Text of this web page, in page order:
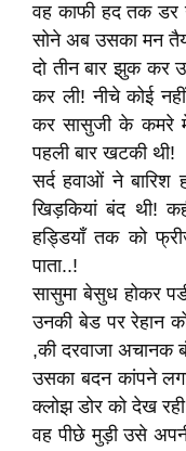
वह काफी हद तक
सोने अब उसका मन
दो तीन बार झुक कर
कर ली! नीचे कोई
कर सासुजी के कमरे
पहली बार खटकी थी!
सर्द हवाओं ने बारिश
खिड़कियां बंद थी!
हड्डियाँ तक को
पाता..!
सासुमा बेसुध होकर
उनकी बेड पर रेहान
,की दरवाजा अचानक
उसका बदन कांपने
क्लोझ डोर को देख
वह पीछे मुड़ी उसे